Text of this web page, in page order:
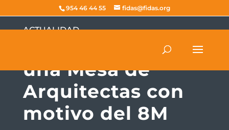
954 46 44 55 fidas@fidas.org
ACTUALIDAD
El COAS organizará
una Mesa de
Arquitectas con
motivo del 8M